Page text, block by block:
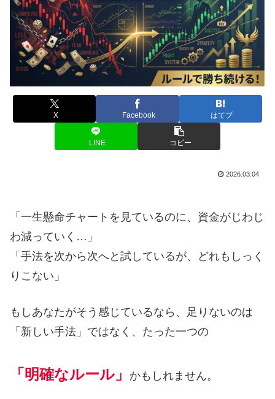
X Facebook はてブ
LINE コピー
2026.03.04
「一生懸命チャートを見ているのに、資金がじわじ
わ減っていく…」
「手法を次から次へと試しているが、どれもしっく
りこない」
もしあなたがそう感じているなら、足りないのは
「新しい手法」ではなく、たった一つの
「明確なルール」 かもしれません。